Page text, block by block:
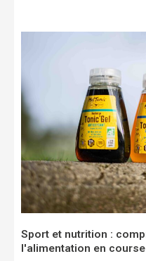
Sport et nutrition :
l'alimentation en